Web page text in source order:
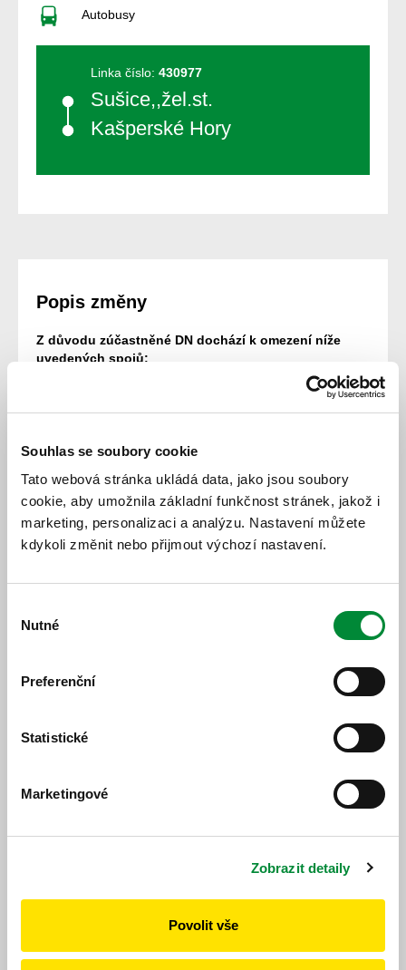
Souhlas se soubory cookie
Tato webová stránka ukládá data, jako jsou soubory
cookie, aby umožnila základní funkčnost stránek, jakož i
marketing, personalizaci a analýzu. Nastavení můžete
kdykoli změnit nebo přijmout výchozí nastavení.
souhlasu
Nutné
Preferenční
Statistické
Marketingové
Zobrazit detaily
Povolit vše
Autobusy
Linka číslo: 430977
Sušice,,žel.st.
Kašperské Hory
Popis změny
Z důvodu zúčastněné DN dochází k omezení níže
uvedených spojů:
Ovlivněné spoje
977/18 Kašperské Hory (14:05) - Strašín (14:21)
977/13 Strašín (14:22) - Kašperské Hory (14:39)
opožděn o cca 70 minut.
978/5 Kašperské Hory (14:45) - Kašperské
Hory,Tuškov (14:53) odřeknut bez náhrady.
Jízdní řád
https://www.idpk.cz/jizdni-rady-a-spoje/zmeny-provozu/?
change=11190&line=612